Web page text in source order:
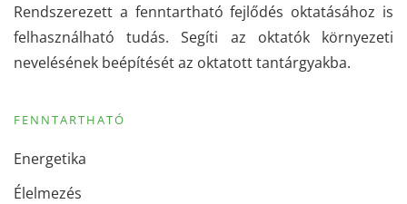
Rendszerezett a fenntartható fejlődés oktatásához is
felhasználható tudás. Segíti az oktatók környezeti
nevelésének beépítését az oktatott tantárgyakba.
FENNTARTHATÓ
Energetika
Élelmezés